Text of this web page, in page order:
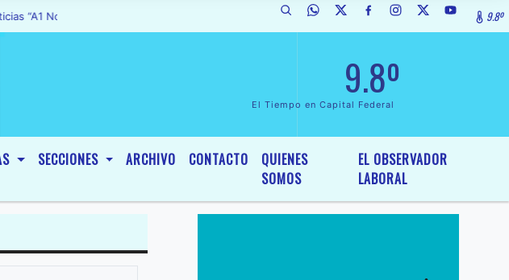
fue declarada de Interés General y Legislativo, por Ordenanza Nº 6236/19 del HCD de 9.8º
9.8º
El Tiempo en Capital Federal
SECCIONES ARCHIVO CONTACTO
QUIENES
SOMOS
EL OBSERVADOR
LABORAL